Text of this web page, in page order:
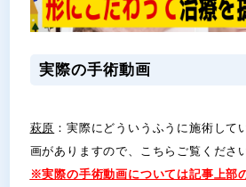
実際の手術動画
萩原 ：実際にどういうふうに施術して
画がありますので、こちらご覧くださ
※実際の手術動画については記事上部